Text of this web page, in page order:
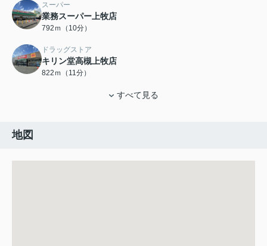
スーパー
業務スーパー上牧店
792ｍ（10分）
ドラッグストア
キリン堂高槻上牧店
822ｍ（11分）
すべて見る
地図